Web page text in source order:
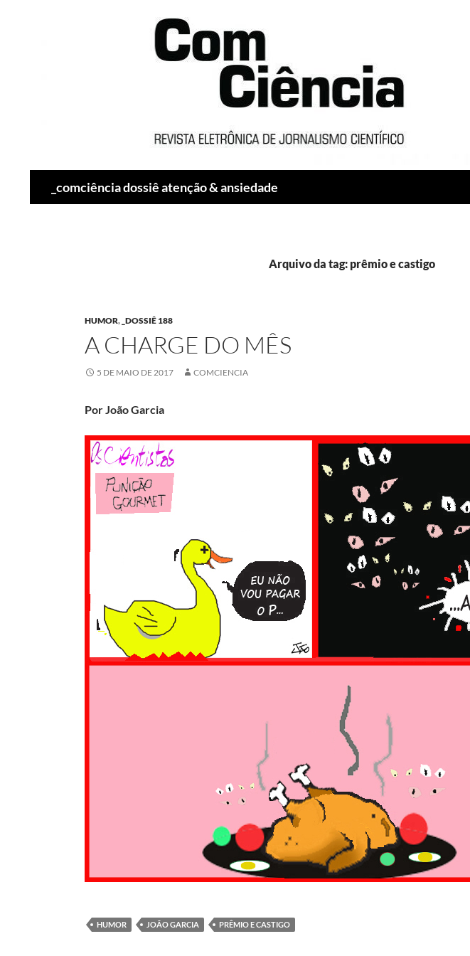
_comciência dossiê atenção & ansiedade
Arquivo da tag: prêmio e castigo
HUMOR, _DOSSIÊ 188
A CHARGE DO MÊS
5 DE MAIO DE 2017 COMCIENCIA
Por João Garcia
HUMOR JOÃO GARCIA PRÊMIO E CASTIGO